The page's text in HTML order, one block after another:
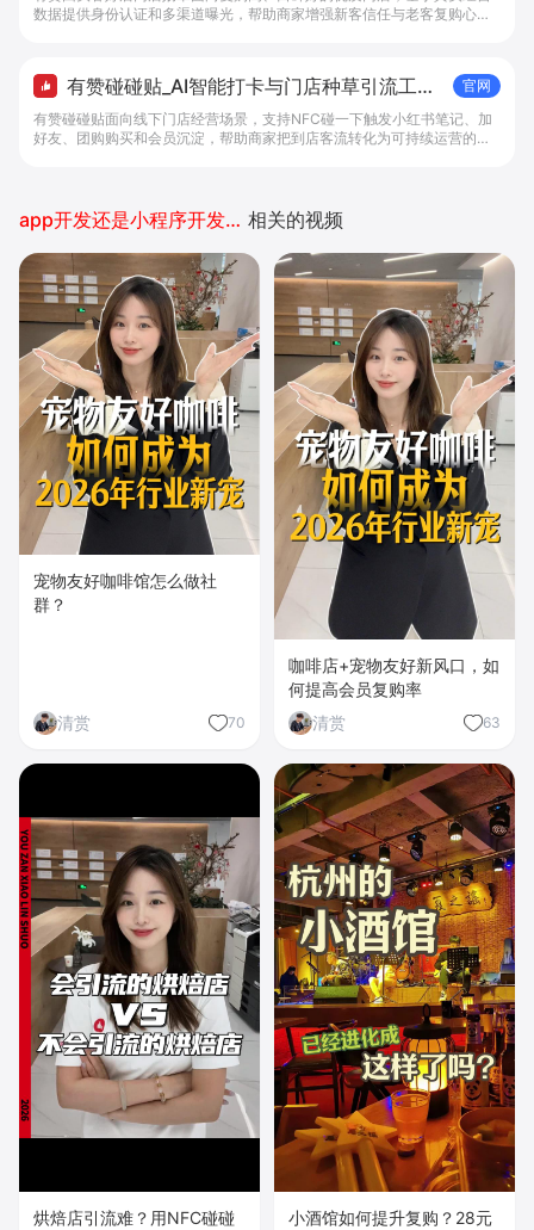
数据提供身份认证和多渠道曝光，帮助商家增强新客信任与老客复购心
有赞碰碰贴_AI智能打卡与门店种草引流工
具- 碰一下功能开通
官网
有赞碰碰贴面向线下门店经营场景，支持NFC碰一下触发小红书笔记、加
好友、团购购买和会员沉淀，帮助商家把到店客流转化为可持续运营的私
app开发还是小程序开发好推广 相关的视频
宠物友好咖啡馆怎么做社
群？
清赏 70
咖啡店+宠物友好新风口，如
何提高会员复购率
清赏
63
烘焙店引流难？用NFC碰碰
小酒馆如何提升复购？28元